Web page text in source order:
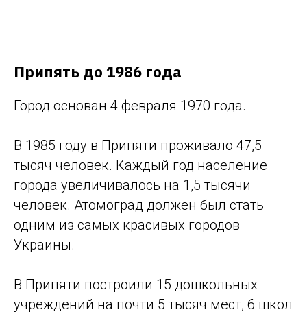
Припять до 1986 года
Город основан 4 февраля 1970 года.
В 1985 году в Припяти проживало 47,5
тысяч человек. Каждый год население
города увеличивалось на 1,5 тысячи
человек. Атомоград должен был стать
одним из самых красивых городов
Украины.
В Припяти построили 15 дошкольных
учреждений на почти 5 тысяч мест, 6 школ